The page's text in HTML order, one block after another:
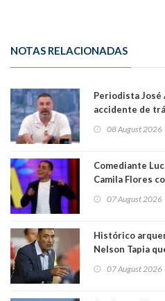
NOTAS RELACIONADAS
Periodista
accidente de
08 August 2026
Comediante
Camila Flores
forma de quitar
07 August 2026
Histórico
Nelson Tapia
07 August 2026